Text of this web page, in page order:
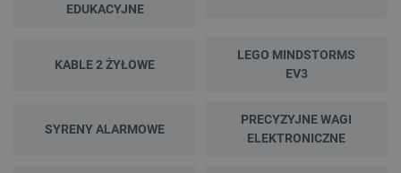
EDUKACYJNE
KABLE 2 ŻYŁOWE
LEGO MINDSTORMS
EV3
SYRENY ALARMOWE
PRECYZYJNE WAGI
ELEKTRONICZNE